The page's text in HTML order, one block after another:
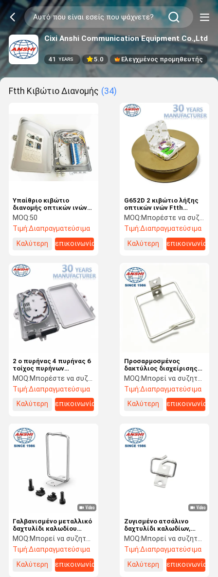
Cixi Anshi Communication Equipment Co.,Ltd
41 YEARS 5.0 Ελεγχμένος προμηθευτής
Ftth Κιβώτιο Διανομής (34)
Υπαίθριο κιβώτιο
διανομής οπτικών ινών
FTTH
MOQ:50
Τιμή:Διαπραγματεύσιμα
Καλύτερη
επικοινωνία
G652D 2 κιβώτιο λήξης
οπτικών ινών Ftth
λιμένων με τον
προσαρμοστή Sc LC
MOQ:Μπορέστε να συζητήσετε
Τιμή:Διαπραγματεύσιμα
Καλύτερη
επικοινωνία
2 ο πυρήνας 4 πυρήνας 6
τοίχος πυρήνων
τοποθετεί το κιβώτιο
διανομής οπτικών ινών
κιβωτίων λήξης
MOQ:Μπορέστε να συζητήσετε
Τιμή:Διαπραγματεύσιμα
Καλύτερη
επικοινωνία
Προσαρμοσμένος
δακτύλιος διαχείρισης
καλωδίων από
γαλβανισμένο χάλυβα,
ανθεκτικός δακτύλιος
καλωδίου κατά της
σκουριάς για καλωδίωση
ντουλαπιού διακομιστή
MOQ:Μπορεί να συζητήσει
Τιμή:Διαπραγματεύσιμα
Καλύτερη
επικοινωνία
Γαλβανισμένο μεταλλικό
δαχτυλίδι καλωδίου
ανθεκτικό στη σκουριά,
οργανωτής καλωδίων,
προσαρμόσιμος, μέρη
καλωδίωσης ντουλαπιού
MOQ:Μπορεί να συζητήσει
Τιμή:Διαπραγματεύσιμα
Καλύτερη
επικοινωνία
Ζυγισμένο ατσάλινο
δαχτυλίδι καλωδίων,
ανθεκτικό στη σκουριά
ανθεκτικό δαχτυλίδι
διαχείρισης καλωδίων,
εξατομικεύσιμα
εξαρτήματα καλωδίων
για το κέντρο δεδομένων
MOQ:Μπορεί να συζητήσει
Τιμή:Διαπραγματεύσιμα
Καλύτερη
επικοινωνία